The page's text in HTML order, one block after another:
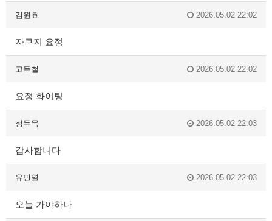
김원효 2026.05.02 22:02
자쿠지 요정
고두철 2026.05.02 22:02
요정 화이팅
정두목 2026.05.02 22:03
감사합니다
유민열 2026.05.02 22:03
오늘 가야하나